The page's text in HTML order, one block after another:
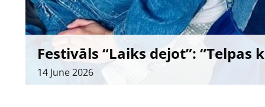
Festivāls “Laiks dejot”: “Telpas
14 June2026